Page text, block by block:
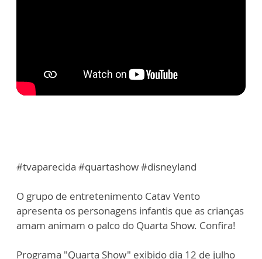
#tvaparecida #quartashow #disneyland
O grupo de entretenimento Catav Vento
apresenta os personagens infantis que as crianças
amam animam o palco do Quarta Show. Confira!
Programa "Quarta Show" exibido dia 12 de julho